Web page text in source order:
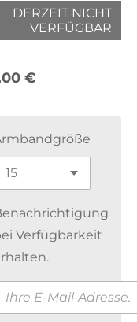
DERZEIT NICHT
VERFÜGBAR
€
Verfügbarkeit